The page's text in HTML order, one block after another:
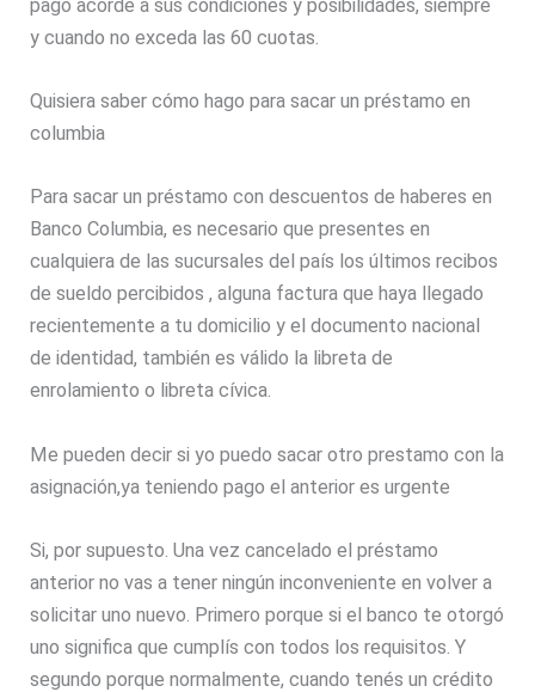
pago acorde a sus condiciones y posibilidades, siempre
y cuando no exceda las 60 cuotas.
Quisiera saber cómo hago para sacar un préstamo en
columbia
Para sacar un préstamo con descuentos de haberes en
Banco Columbia, es necesario que presentes en
cualquiera de las sucursales del país los últimos recibos
de sueldo percibidos , alguna factura que haya llegado
recientemente a tu domicilio y el documento nacional
de identidad, también es válido la libreta de
enrolamiento o libreta cívica.
Me pueden decir si yo puedo sacar otro prestamo con la
asignación,ya teniendo pago el anterior es urgente
Si, por supuesto. Una vez cancelado el préstamo
anterior no vas a tener ningún inconveniente en volver a
solicitar uno nuevo. Primero porque si el banco te otorgó
uno significa que cumplís con todos los requisitos. Y
segundo porque normalmente, cuando tenés un crédito